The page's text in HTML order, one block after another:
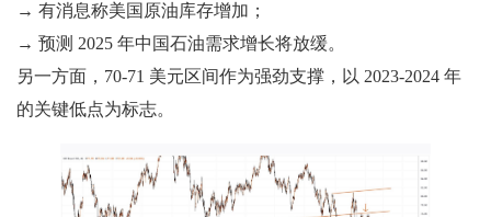
→ 有消息称美国原油库存增加；
→ 预测 2025 年中国石油需求增长将放缓。
另一方面，70-71 美元区间作为强劲支撑，以 2023-2024 年
的关键低点为标志。